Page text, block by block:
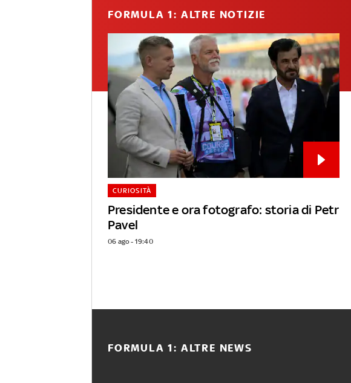
FORMULA 1: ALTRE NOTIZIE
Presidente e ora fotografo: storia di Petr
Pavel
CURIOSITÀ
06 ago - 19:40
FORMULA 1: ALTRE NEWS